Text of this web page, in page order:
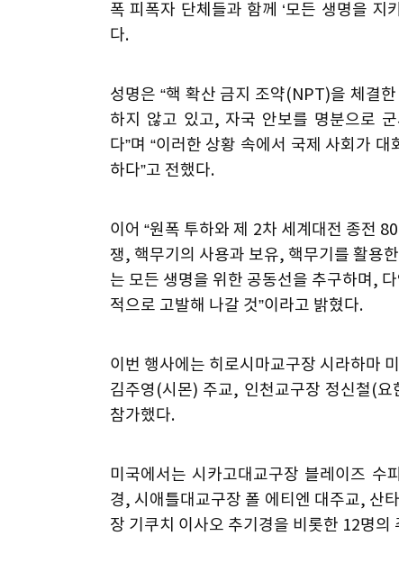
폭 피폭자 단체들과 함께 ‘모든 생명을 지
다.
성명은 “핵 확산 금지 조약(NPT)을 체결
하지 않고 있고, 자국 안보를 명분으로
다”며 “이러한 상황 속에서 국제 사회가
하다”고 전했다.
이어 “원폭 투하와 제 2차 세계대전 종전
쟁, 핵무기의 사용과 보유, 핵무기를 활용
는 모든 생명을 위한 공동선을 추구하며,
적으로 고발해 나갈 것”이라고 밝혔다.
이번 행사에는 히로시마교구장 시라하마
김주영(시몬) 주교, 인천교구장 정신철(
참가했다.
미국에서는 시카고대교구장 블레이즈 수
경, 시애틀대교구장 폴 에티엔 대주교, 산
장 기쿠치 이사오 추기경을 비롯한 12명의